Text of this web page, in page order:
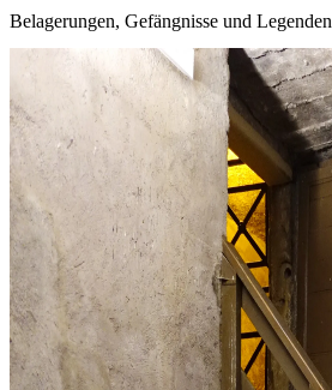
Belagerungen, Gefängnisse und Legenden